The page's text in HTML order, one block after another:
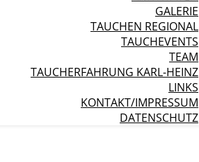
GALERIE
TAUCHEN REGIONAL
TAUCHEVENTS
TEAM
TAUCHERFAHRUNG KARL-HEINZ
LINKS
KONTAKT/IMPRESSUM
DATENSCHUTZ